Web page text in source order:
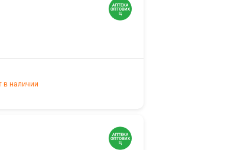
в наличии